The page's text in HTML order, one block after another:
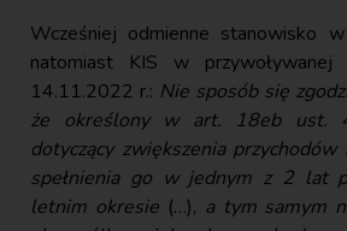
Wcześniej odmienne stanowisko
natomiast KIS w
14.11.2022 r.: Nie sposób się
że określony w art. 18eb ust.
dotyczący zwiększenia przychodów
spełnienia go w jednym z 2 lat
letnim okresie(…), a tym samym